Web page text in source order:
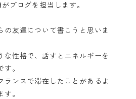
ブログを担当します。
の友達について書こうと思いま
な性格で、話すとエネルギーを
。
ランスで滞在したことがあるよ
。